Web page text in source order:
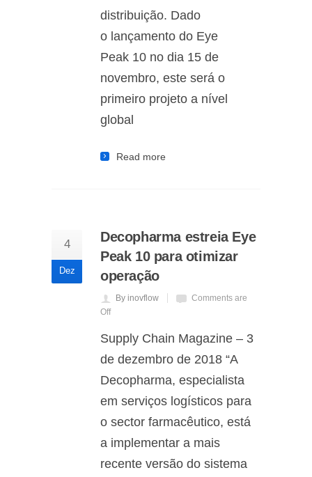
distribuição. Dado
o lançamento do Eye
Peak 10 no dia 15 de
novembro, este será o
primeiro projeto a nível
global
Read more
4
Dez
Decopharma estreia Eye
Peak 10 para otimizar
operação
By inovflow
Comments are
Off
Supply Chain Magazine – 3
de dezembro de 2018 “A
Decopharma, especialista
em serviços logísticos para
o sector farmacêutico, está
a implementar a mais
recente versão do sistema